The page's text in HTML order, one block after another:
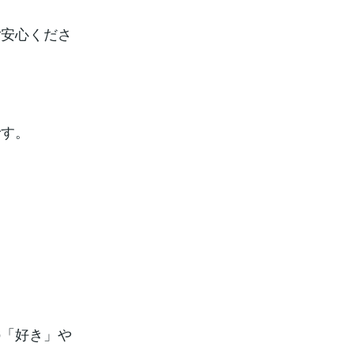
心くださ
。
好き」や